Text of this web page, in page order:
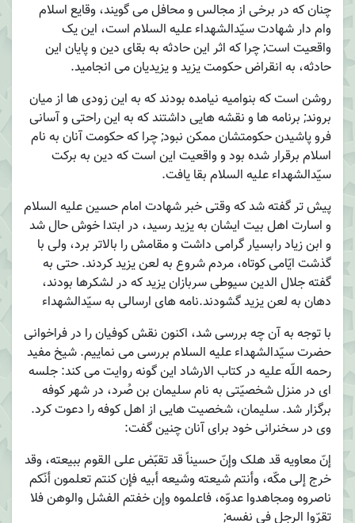
چنان که در برخی از مجالس و محافل می گویند، وقایع اسلام
وام دار شهادت سیّدالشهداء علیه السلام است، این یک
واقعیت است; چرا که اثر این حادثه به بقای دین و پایان این
حادثه، به انقراض حکومت یزید و یزیدیان می انجامید.
روشن است که بنوامیه نیامده بودند که به این زودی ها از میان
بروند; برنامه ها و نقشه هایی داشتند که به این راحتی و آسانی
فرو پاشیدن حکومتشان ممکن نبود; چرا که حکومت آنان به نام
اسلام برقرار شده بود و واقعیت این است که دین به برکت
سیّدالشهداء علیه السلام بقا یافت.
پیش تر گفته شد که وقتی خبر شهادت امام حسین علیه السلام
و اسارت اهل بیت ایشان به یزید رسید، در ابتدا خوش حال شد
و ابن زیاد رابسیار گرامی داشت و مقامش را بالاتر برد، ولی با
گذشت ایّامی کوتاه، مردم شروع به لعن یزید کردند. حتی به
گفته جلال الدین سیوطی سربازان یزید که در لشکرها بودند،
دهان به لعن یزید گشودند.نامه های ارسالی به سیّدالشهداء
با توجه به آن چه بررسی شد، اکنون نقش کوفیان را در فراخوانی
حضرت سیّدالشهداء علیه السلام بررسی می نماییم. شیخ مفید
رحمه اللّه علیه در کتاب الارشاد این گونه روایت می کند: جلسه
ای در منزل شخصیّتی به نام سلیمان بن صُرد، در شهر کوفه
برگزار شد. سلیمان، شخصیت هایی از اهل کوفه را دعوت کرد.
وی در سخنرانی خود برای آنان چنین گفت:
إنّ معاویه قد هلک وإنّ حسیناً قد تقبّض علی القوم ببیعته، وقد
خرج إلی مکّه، وأنتم شیعته وشیعه أبیه فإن کنتم تعلمون أنّکم
ناصروه ومجاهدوا عدوّه، فاعلموه وإن خفتم الفشل والوهن فلا
تقرّوا الرجل فی نفسه;